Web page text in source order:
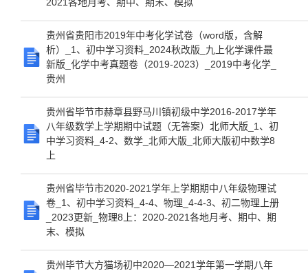
贵州省贵阳市2019年中考化学试卷（word版，含解
析）_1、初中学习资料_2024秋改版_九上化学课件最
新版_化学中考真题卷（2019-2023）_2019中考化学_
贵州
贵州省毕节市赫章县野马川镇初级中学2016-2017学年
八年级数学上学期期中试题（无答案）北师大版_1、初
中学习资料_4-2、数学_北师大版_北师大版初中数学8
上
贵州省毕节市2020-2021学年上学期期中八年级物理试
卷_1、初中学习资料_4-4、物理_4-4-3、初二物理上册
_2023更新_物理8上：2020-2021各地月考、期中、期
末、模拟
贵州毕节大方猫场初中2020—2021学年第一学期八年